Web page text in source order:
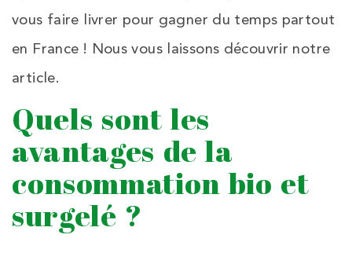
vous faire livrer pour gagner du temps partout
en France ! Nous vous laissons découvrir notre
article.
Quels sont les
avantages de la
consommation bio et
surgelé ?